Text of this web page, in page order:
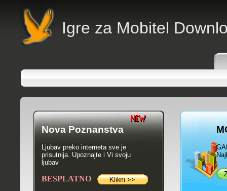
Igre za Mobitel
Nova Poznanstva
Ljubav preko interneta sve je
prisutnija. Upoznajte i Vi svoju
ljubav
BESPLATNO